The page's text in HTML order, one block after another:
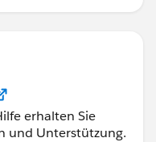
erhalten Sie
und Unterstützung.